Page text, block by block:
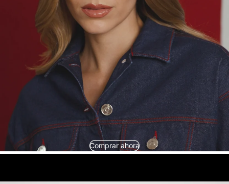
Comprar ahora